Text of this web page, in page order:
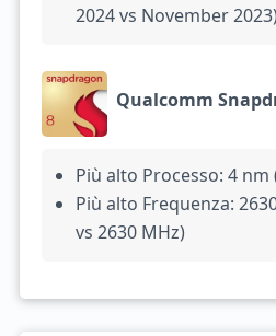
2024 vs November
Qualcomm
Più alto Processo: 4 nm
Più alto Frequenza:
vs 2630 MHz)